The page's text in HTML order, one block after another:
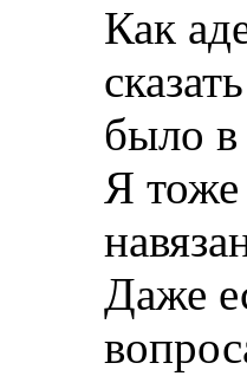
Как
было в
Я тоже
Даже